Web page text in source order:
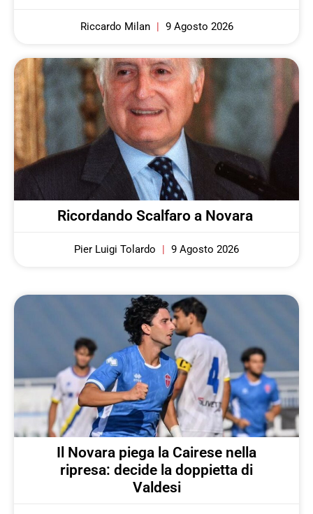
Riccardo Milan 9 Agosto 2026
Ricordando Scalfaro a Novara
Pier Luigi Tolardo 9 Agosto 2026
Il Novara piega la Cairese nella
ripresa: decide la doppietta di
Valdesi